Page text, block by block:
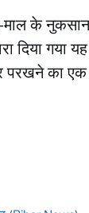
माल के
गया यह
परखने का एक